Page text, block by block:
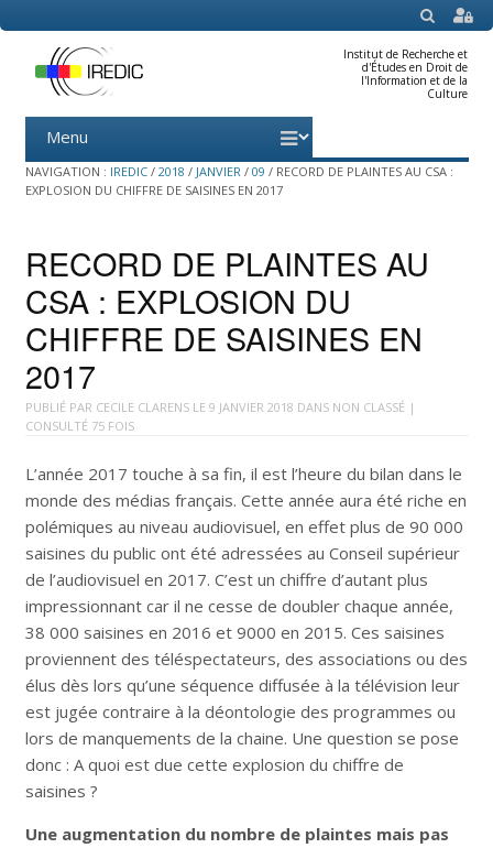
SEARCH
Institut de Recherche et
d'Études en Droit de
l'Information et de la
Culture
Menu
content
NAVIGATION : IREDIC / 2018 / JANVIER / 09 / RECORD DE PLAINTES AU CSA :
EXPLOSION DU CHIFFRE DE SAISINES EN 2017
RECORD DE PLAINTES AU
CSA : EXPLOSION DU
CHIFFRE DE SAISINES EN
2017
PUBLIÉ PAR CECILE CLARENSLE 9 JANVIER 2018 DANS NON CLASSÉ |
CONSULTÉ 75 FOIS
L’année 2017 touche à sa fin, il est l’heure du bilan dans le
monde des médias français. Cette année aura été riche en
polémiques au niveau audiovisuel, en effet plus de 90 000
saisines du public ont été adressées au Conseil supérieur
de l’audiovisuel en 2017. C’est un chiffre d’autant plus
impressionnant car il ne cesse de doubler chaque année,
38 000 saisines en 2016 et 9000 en 2015. Ces saisines
proviennent des téléspectateurs, des associations ou des
élus dès lors qu’une séquence diffusée à la télévision leur
est jugée contraire à la déontologie des programmes ou
lors de manquements de la chaine. Une question se pose
donc : A quoi est due cette explosion du chiffre de
saisines ?
Une augmentation du nombre de plaintes mais pas